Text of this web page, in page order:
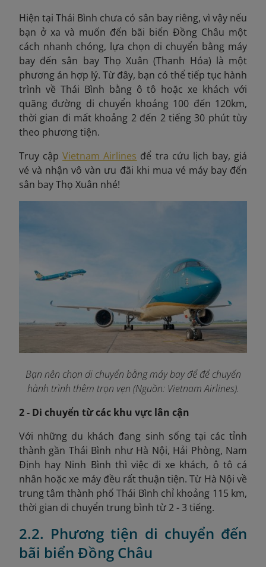
Hiện tại Thái Bình chưa có sân bay riêng, vì vậy nếu
bạn ở xa và muốn đến bãi biển Đồng Châu một
cách nhanh chóng, lựa chọn di chuyển bằng máy
bay đến sân bay Thọ Xuân (Thanh Hóa) là một
phương án hợp lý. Từ đây, bạn có thể tiếp tục hành
trình về Thái Bình bằng ô tô hoặc xe khách với
quãng đường di chuyển khoảng 100 đến 120km,
thời gian đi mất khoảng 2 đến 2 tiếng 30 phút tùy
theo phương tiện.
Truy cậpVietnam Airlines để tra cứu lịch bay, giá
vé và nhận vô vàn ưu đãi khi mua vé máy bay đến
sân bay Thọ Xuân nhé!
Bạn nên chọn di chuyển bằng máy bay để để chuyến
hành trình thêm trọn vẹn (Nguồn: Vietnam Airlines).
2 - Di chuyển từ các khu vực lân cận
Với những du khách đang sinh sống tại các tỉnh
thành gần Thái Bình như Hà Nội, Hải Phòng, Nam
Định hay Ninh Bình thì việc đi xe khách, ô tô cá
nhân hoặc xe máy đều rất thuận tiện. Từ Hà Nội về
trung tâm thành phố Thái Bình chỉ khoảng 115 km,
thời gian di chuyển trung bình từ 2 - 3 tiếng.
2.2. Phương tiện di chuyển đến
bãi biển Đồng Châu